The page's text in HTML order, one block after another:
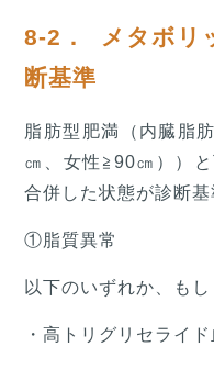
8-2． メタボリ
断基準
脂肪型肥満（内臓脂
㎝、女性≧90㎝））
合併した状態が診断基
①脂質異常
以下のいずれか、も
・高トリグリセライ